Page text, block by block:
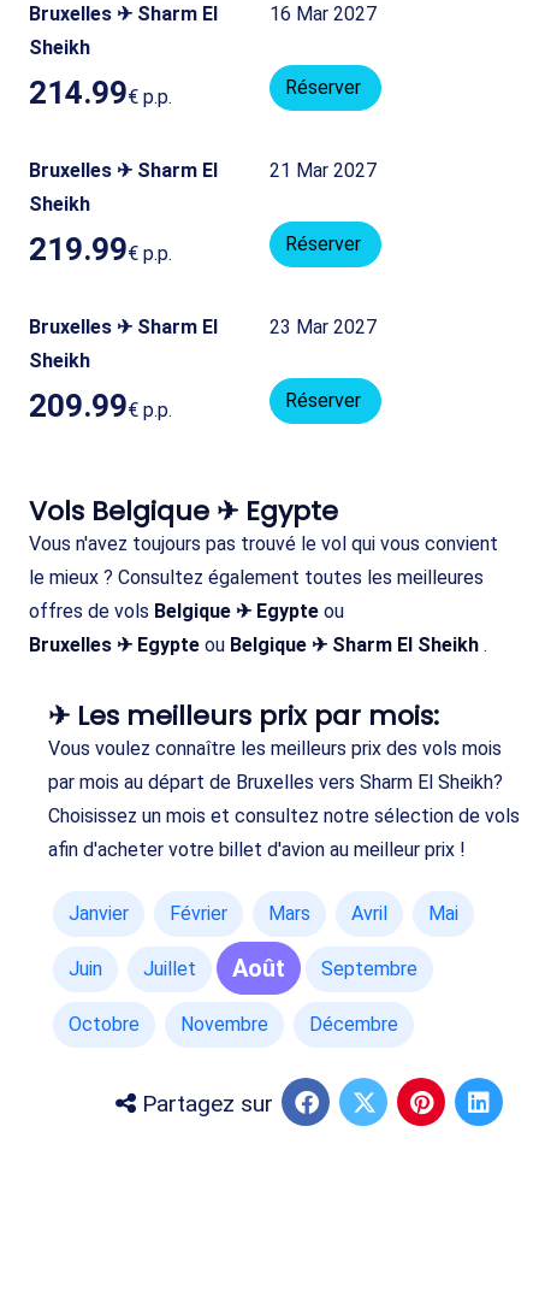
Bruxelles ✈ Sharm El
Sheikh
16 Mar 2027
214.99€ p.p. Réserver
Bruxelles ✈ Sharm El
Sheikh
21 Mar 2027
219.99€ p.p. Réserver
Bruxelles ✈ Sharm El
Sheikh
23 Mar 2027
209.99€ p.p. Réserver
Vols Belgique ✈ Egypte
Vous n'avez toujours pas trouvé le vol qui vous convient
le mieux ? Consultez également toutes les meilleures
offres de vols Belgique ✈ Egypte ou
Bruxelles ✈ Egypte ou Belgique ✈ Sharm El Sheikh .
✈ Les meilleurs prix par mois:
Vous voulez connaître les meilleurs prix des vols mois
par mois au départ de Bruxelles vers Sharm El Sheikh?
Choisissez un mois et consultez notre sélection de vols
afin d'acheter votre billet d'avion au meilleur prix !
Janvier Février Mars Avril Mai
Juin Juillet Août Septembre
Octobre Novembre Décembre
Partagez sur